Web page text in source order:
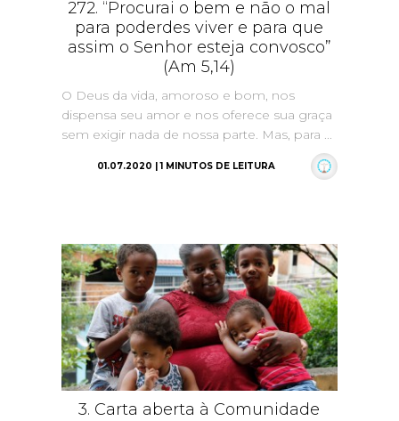
272. “Procurai o bem e não o mal
para poderdes viver e para que
assim o Senhor esteja convosco”
(Am 5,14)
O Deus da vida, amoroso e bom, nos
dispensa seu amor e nos oferece sua graça
sem exigir nada de nossa parte. Mas, para ...
01.07.2020 | 1 MINUTOS DE LEITURA
3. Carta aberta à Comunidade